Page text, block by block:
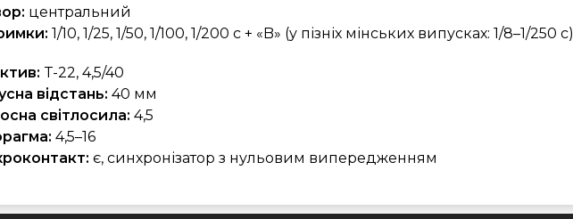
центральний
1/10, 1/25, 1/50, 1/100, 1/200 с + «B» (у пізніх мінських випусках: 1/8–1/250 с)
T-22, 4,5/40
відстань: 40 мм
світлосила: 4,5
4,5–16
є, синхронізатор з нульовим випередженням